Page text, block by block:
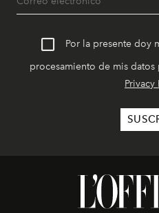
Por la presente doy
procesamiento de mis
Privacy